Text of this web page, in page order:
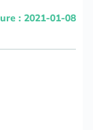
: 2021-01-08